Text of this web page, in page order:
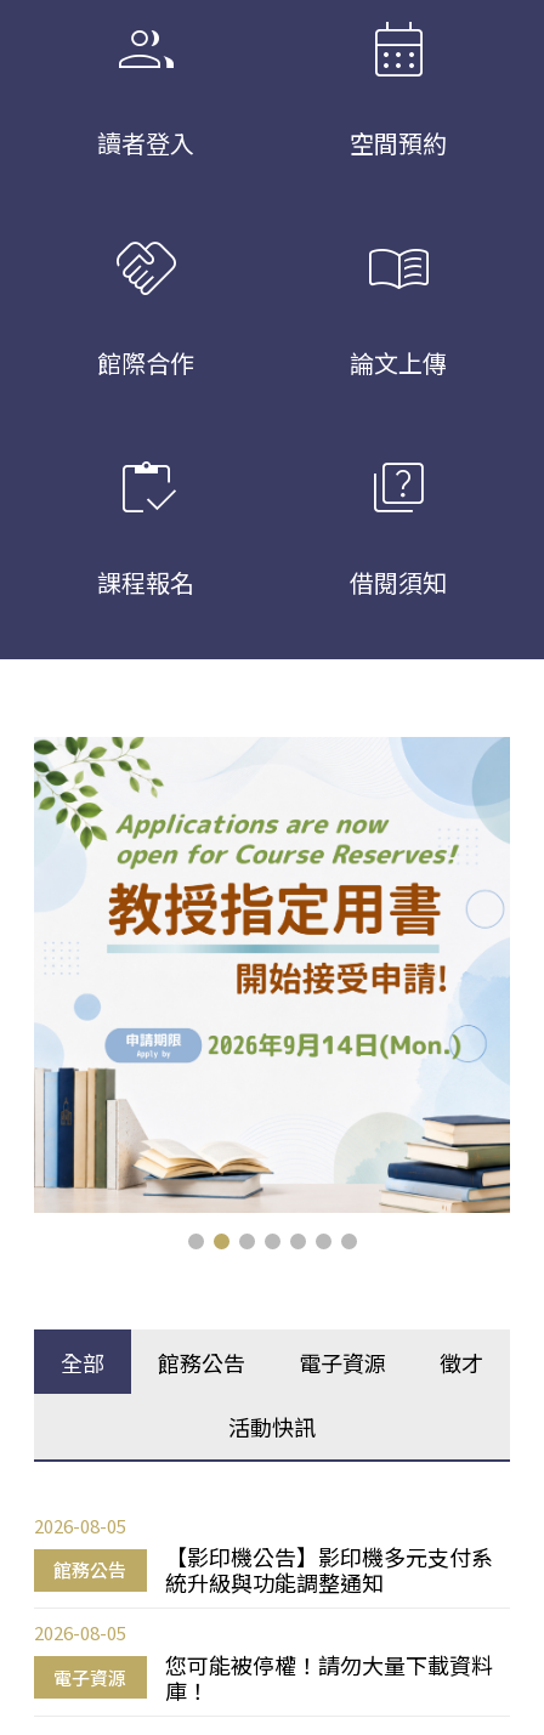
group
讀者登入
calendar_month
空間預約
handshake
館際合作
menu_book
論文上傳
inventory
課程報名
quiz
借閱須知
全部 館務公告 電子資源 徵才
活動快訊
館務公告
【影印機公告】影印機多元支付系
統升級與功能調整通知
2026-08-05
電子資源
您可能被停權！請勿大量下載資料
庫！
2026-08-05